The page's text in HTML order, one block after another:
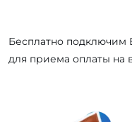
Бесплатно подключим
для приема оплаты на